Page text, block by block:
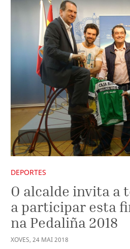
DEPORTES
O alcalde invita a
a participar esta
na Pedaliña 2018
XOVES, 24 MAI2018